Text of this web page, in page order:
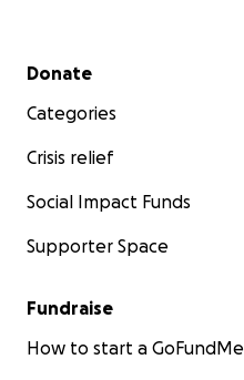
Secondary menu
Donate
Categories
Crisis relief
Social Impact Funds
Supporter Space
Fundraise
How to start a GoFundMe